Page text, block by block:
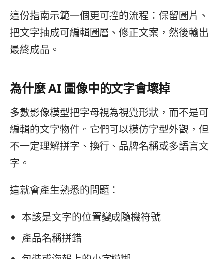
這份指南示範一個更可控的流程：保留圖片、
把文字抽成可編輯圖層、修正文案，然後輸出
最終成品。
為什麼 AI 圖像中的文字會壞掉
多數影像模型把字母視為視覺形狀，而不是可
編輯的文字物件。它們可以模仿字型外觀，但
不一定理解拼字、換行、品牌名稱或多語言文
字。
這就會產生熟悉的問題：
本該是文字的位置變成隨機符號
產品名稱拼錯